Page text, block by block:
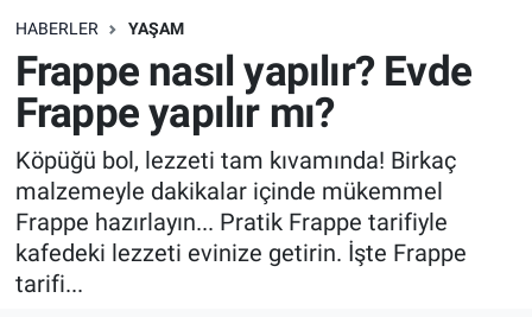
HABERLER YAŞAM
Frappe nasıl yapılır? Evde
Frappe yapılır mı?
Köpüğü bol, lezzeti tam kıvamında! Birkaç
malzemeyle dakikalar içinde mükemmel
Frappe hazırlayın... Pratik Frappe tarifiyle
kafedeki lezzeti evinize getirin. İşte Frappe
tarifi...